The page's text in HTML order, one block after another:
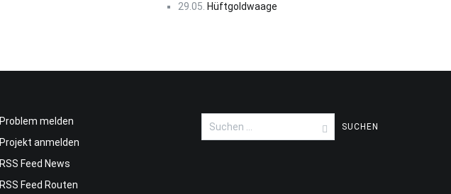
29.05. Hüftgoldwaage
Problem melden
Projekt anmelden
RSS Feed News
RSS Feed Routen
Suchen
nach: